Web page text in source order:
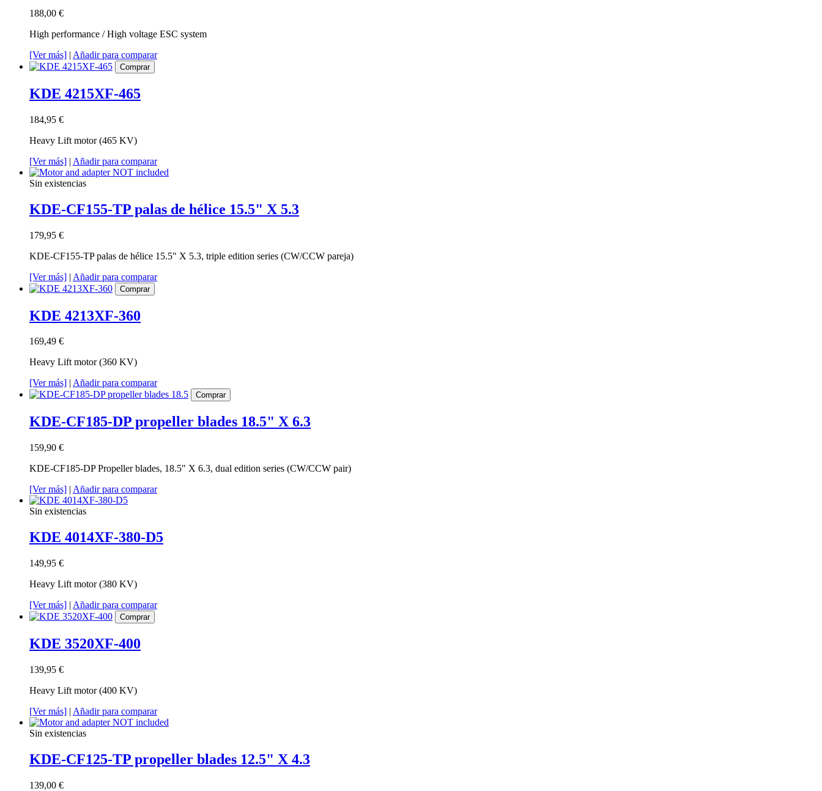
188,00 €
High performance / High voltage ESC system
[Ver más] | Añadir para comparar
Comprar
KDE 4215XF-465
184,95 €
Heavy Lift motor (465 KV)
[Ver más] | Añadir para comparar
Sin existencias
KDE-CF155-TP palas de hélice 15.5" X 5.3
179,95 €
KDE-CF155-TP palas de hélice 15.5" X 5.3, triple edition series (CW/CCW pareja)
[Ver más] | Añadir para comparar
Comprar
KDE 4213XF-360
169,49 €
Heavy Lift motor (360 KV)
[Ver más]
Añadir para comparar
Comprar
KDE-CF185-DP propeller blades 18.5" X 6.3
159,90 €
KDE-CF185-DP Propeller blades, 18.5" X 6.3, dual edition series (CW/CCW pair)
[Ver más] | Añadir para comparar
Sin existencias
KDE 4014XF-380-D5
149,95 €
Heavy Lift motor (380 KV)
[Ver más] | Añadir para comparar
Comprar
KDE 3520XF-400
139,95 €
Heavy Lift motor (400 KV)
[Ver más] | Añadir para comparar
Sin existencias
KDE-CF125-TP propeller blades 12.5" X 4.3
139,00 €